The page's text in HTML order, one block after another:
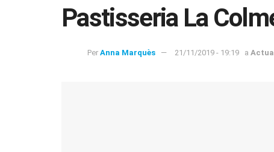
Pastisseria La
Per Anna Marquès 21/11/2019 - 19:19 a